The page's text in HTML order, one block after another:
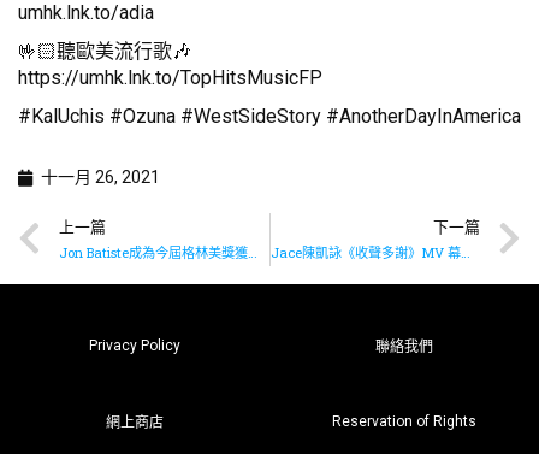
umhk.lnk.to/adia
🤟🏻聽歐美流行歌🎶
https://umhk.lnk.to/TopHitsMusicFP
#KalUchis #Ozuna #WestSideStory #AnotherDayInAmerica
十一月 26, 2021
上一篇
Jon Batiste成為今屆格林美獎獲最多提名的音樂人
下一篇
Jace陳凱詠《收聲多謝》MV 幕後花絮
Privacy Policy 聯絡我們
網上商店 Reservation of Rights